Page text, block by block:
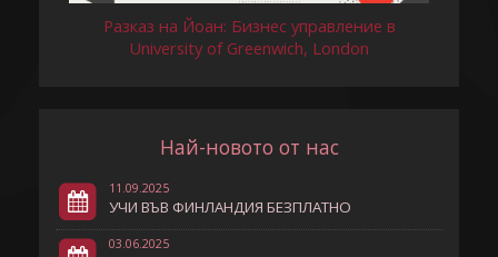
Разказ на Йоан: Бизнес управление в
University of Greenwich, London
Най-новото от нас
11.09.2025
УЧИ ВЪВ ФИНЛАНДИЯ БЕЗПЛАТНО
03.06.2025